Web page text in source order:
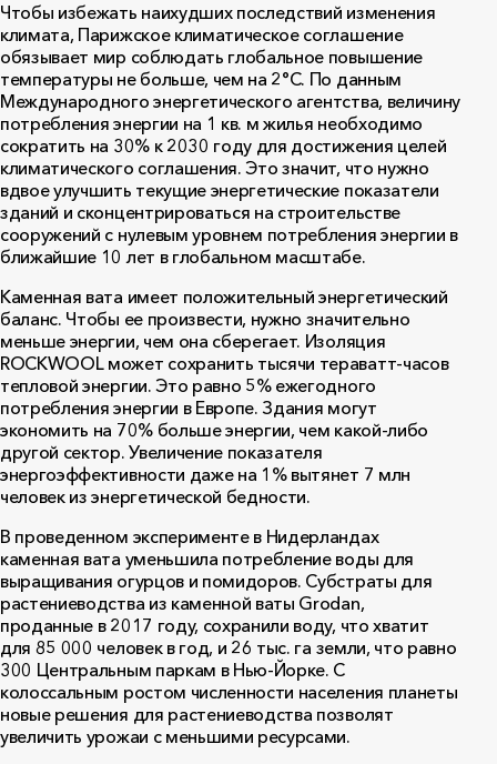
Чтобы избежать наихудших последствий изменения
климата, Парижское климатическое соглашение
обязывает мир соблюдать глобальное повышение
температуры не больше, чем на 2°C. По данным
Международного энергетического агентства, величину
потребления энергии на 1 кв. м жилья необходимо
сократить на 30% к 2030 году для достижения целей
климатического соглашения. Это значит, что нужно
вдвое улучшить текущие энергетические показатели
зданий и сконцентрироваться на строительстве
сооружений с нулевым уровнем потребления энергии в
ближайшие 10 лет в глобальном масштабе.
Каменная вата имеет положительный энергетический
баланс. Чтобы ее произвести, нужно значительно
меньше энергии, чем она сберегает. Изоляция
ROCKWOOL может сохранить тысячи тераватт-часов
тепловой энергии. Это равно 5% ежегодного
потребления энергии в Европе. Здания могут
экономить на 70% больше энергии, чем какой-либо
другой сектор. Увеличение показателя
энергоэффективности даже на 1% вытянет 7 млн
человек из энергетической бедности.
В проведенном эксперименте в Нидерландах
каменная вата уменьшила потребление воды для
выращивания огурцов и помидоров. Субстраты для
растениеводства из каменной ваты Grodan,
проданные в 2017 году, сохранили воду, что хватит
для 85 000 человек в год, и 26 тыс. га земли, что равно
300 Центральным паркам в Нью-Йорке. С
колоссальным ростом численности населения планеты
новые решения для растениеводства позволят
увеличить урожаи с меньшими ресурсами.